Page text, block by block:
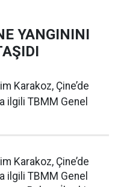
YANGININI
Karakoz, Çine’de
ilgili TBMM Genel
Karakoz, Çine’de
ilgili TBMM Genel